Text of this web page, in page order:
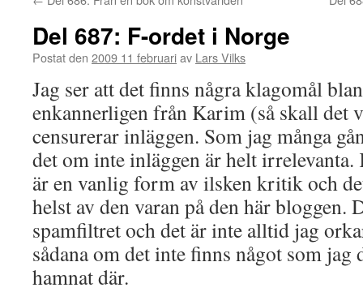
Del 687: F-ordet i Norge
Postat den 2009 11 februariav Lars Vilks
Jag ser att det finns några klagomål
enkannerligen från Karim (så skall det
censurerar inläggen. Som jag många
det om inte inläggen är helt
är en vanlig form av ilsken kritik och
helst av den varan på den här bloggen.
spamfiltret och det är inte alltid jag
sådana om det inte finns något som
hamnat där.